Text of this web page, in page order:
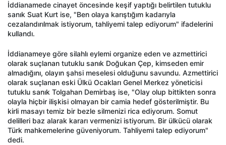
İddianamede cinayet öncesinde keşif yaptığı belirtilen tutuklu
sanık Suat Kurt ise, "Ben olaya karıştığım kadarıyla
cezalandırılmak istiyorum, tahliyemi talep ediyorum" ifadelerini
kullandı.
İddianameye göre silahlı eylemi organize eden ve azmettirici
olarak suçlanan tutuklu sanık Doğukan Çep, kimseden emir
almadığını, olayın şahsi meselesi olduğunu savundu. Azmettirici
olarak suçlanan eski Ülkü Ocakları Genel Merkez yöneticisi
tutuklu sanık Tolgahan Demirbaş ise, "Olay olup bittikten sonra
olayla hiçbir ilişkisi olmayan bir camia hedef gösterilmiştir. Bu
kirli masayı temiz bir bezle silmenizi rica ediyorum. Somut
delilleri baz alarak kararı vermenizi istiyorum. Bir ülkücü olarak
Türk mahkemelerine güveniyorum. Tahliyemi talep ediyorum"
dedi.